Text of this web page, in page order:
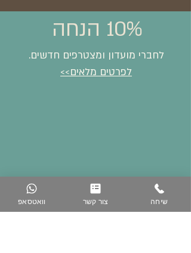
10% הנחה
לחברי מועדון ומצטרפים חדשים.
לפרטים מלאים>>
וואטסאפ צור קשר שיחה